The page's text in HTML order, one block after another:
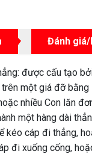
Đánh giá/
được cấu tạo
một giá đỡ bằng
nhiều Con lăn
một hàng dài
kéo cáp đi thẳng,
đi xuống cống,